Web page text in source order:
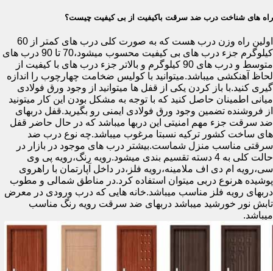
راه های شناخت درب ضد سرقت باکیفیت از بی کیفیت چیست؟
اولین راه وزن درب هست که به صورت کلی درب های کمتر از 60
کیلوگرم جزء درب های بی کیفیت محسوب میشود،70 تا 90 درب های
متوسط و درب های 90 کیلوگرم و بالاتر جزء درب های با کیفیت از
لحاظ آهنکشی میباشد.میتوانید با کولیس ضخامت چهارچوب را اندازه
گیری کنید.با باز کردن یکی از قفل ها میتوانید از وجود ورق فولادی
میانی اطمینان حاصل کنید که با توجه به مشکل بودن این کار میتونید
از فروشنده تضمین وجود ورق فولادی ایمنی رو بگیرید.قفل دربهای
ضد سرقت جزء مهم امنیتی این دربها میباشد که در حال حاضر قفل
های ساخت کشور ترکیه نسبتا مرغوب میباشد.چه نوع درب ضد
سرقتی مناسب منزل شماست.بیشتر درب های موجود در بازار در
حالت کلی به 4 دسته تقسیم بندی میشود.رویه رنگ،رویه پی وی
سی،رویه ام دی اف ملامینه،رویه فلز،در داخل آپارتمان با راهروی
پوشیده هرنوع دربی میتوان استفاده کرد.در مناطق شمالی و مطوب
دربهای رویه فلز مناسب میباشد.خانه هایی که درب ورودی در معرض
تابش نور خورشید میباشد دربهای ضد سرقت رویه رنگ مناسب
میباشد.